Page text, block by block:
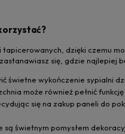
dzięki czemu
się, gdzie najlepiej
świetne wykończenie sypialni
może również pełnić
się na zakup paneli do
świetnym pomysłem